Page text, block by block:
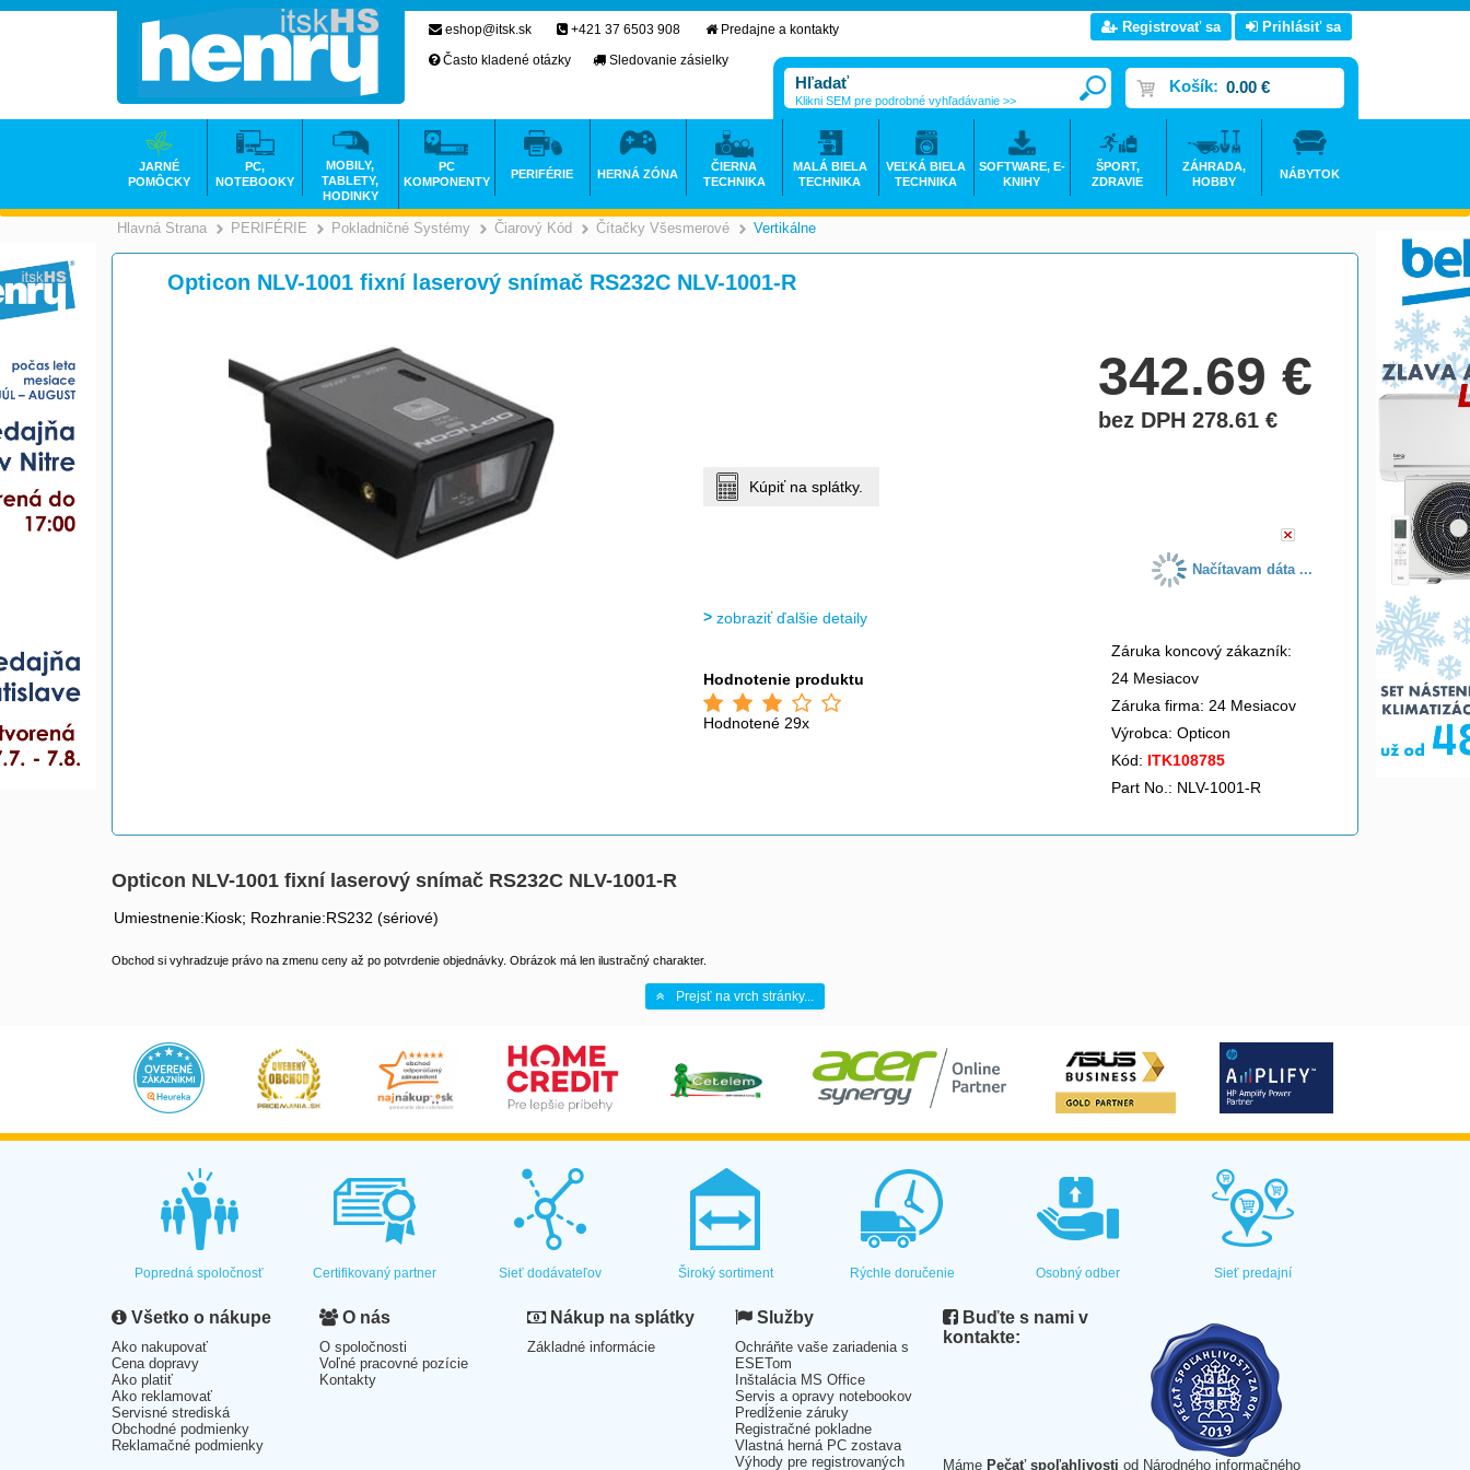
Hlavná Strana >
PERIFÉRIE >
Pokladničné Systémy >
Čiarový Kód >
Čítačky Všesmerové >
Vertikálne
Opticon NLV-1001 fixní laserový snímač RS232C NLV-1001-R
342.69€
bez DPH 278.61€
Kúpiť na splátky.
Načítavam dáta ...
zobraziť ďalšie detaily
Hodnotenie produktu
Hodnotené 29x
Záruka koncový zákazník:
24 Mesiacov
Záruka firma: 24 Mesiacov
Výrobca: Opticon
Kód: ITK108785
Part No.: NLV-1001-R
Opticon NLV-1001 fixní laserový snímač RS232C NLV-1001-R
Umiestnenie:Kiosk; Rozhranie:RS232 (sériové)
Obchod si vyhradzuje právo na zmenu ceny až po potvrdenie objednávky. Obrázok má len ilustračný charakter.
Prejsť na vrch stránky...
eshop@itsk.sk +421 37 6503 908
Predajne a kontakty
Často kladené otázky
Sledovanie zásielky
Registrovať sa Prihlásiť sa
Košík: 0.00 €
Klikni SEM pre podrobné vyhľadávanie >>
JARNÉ
POMÔCKY
PC,
NOTEBOOKY
MOBILY,
TABLETY,
HODINKY
PC
KOMPONENTY
PERIFÉRIE HERNÁ ZÓNA
ČIERNA
TECHNIKA
MALÁ BIELA
TECHNIKA
VEĽKÁ BIELA
TECHNIKA
SOFTWARE, E-
KNIHY
ŠPORT,
ZDRAVIE
ZÁHRADA,
HOBBY
NÁBYTOK
Popredná spoločnosť Certifikovaný partner Sieť dodávateľov Široký sortiment Rýchle doručenie Osobný odber Sieť predajní
Všetko o nákupe
Ako nakupovať
Cena dopravy
Ako platiť
Ako reklamovať
Servisné strediská
Obchodné podmienky
Reklamačné podmienky
O nás
O spoločnosti
Voľné pracovné pozície
Kontakty
Nákup na splátky
Základné informácie
Služby
Ochráňte vaše zariadenia s
ESETom
Inštalácia MS Office
Servis a opravy notebookov
Predĺženie záruky
Registračné pokladne
Vlastná herná PC zostava
Výhody pre registrovaných
Buďte s nami v
kontakte:
Máme Pečať spoľahlivosti od Národného informačného